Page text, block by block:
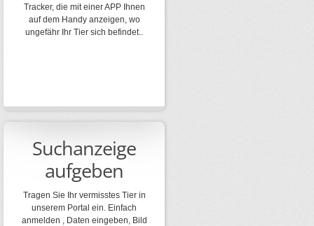
Tracker, die mit einer APP Ihnen
auf dem Handy anzeigen, wo
ungefähr Ihr Tier sich befindet..
Suchanzeige
aufgeben
Tragen Sie Ihr vermisstes Tier in
unserem Portal ein. Einfach
anmelden , Daten eingeben, Bild